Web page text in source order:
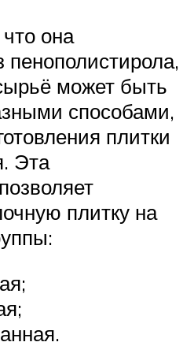
она
пенополистирола,
может быть
способами,
плитки
Эта
плитку на